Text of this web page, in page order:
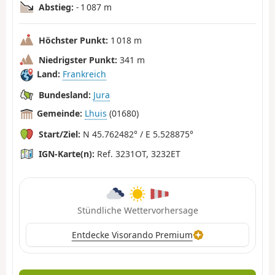
Abstieg: - 1 087 m
Höchster Punkt: 1 018 m
Niedrigster Punkt: 341 m
Land: Frankreich
Bundesland: Jura
Gemeinde: Lhuis (01680)
Start/Ziel: N 45.762482° / E 5.528875°
IGN-Karte(n): Ref. 3231OT, 3232ET
Stündliche Wettervorhersage
Entdecke Visorando Premium